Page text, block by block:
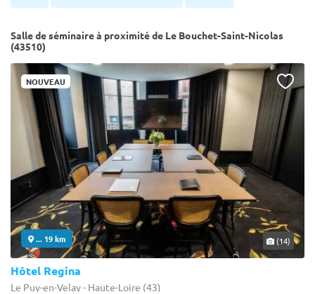
Salle de séminaire à proximité de Le Bouchet-Saint-Nicolas
(43510)
NOUVEAU
... 19 km (14)
Hôtel Regina
Le Puy-en-Velay - Haute-Loire (43)